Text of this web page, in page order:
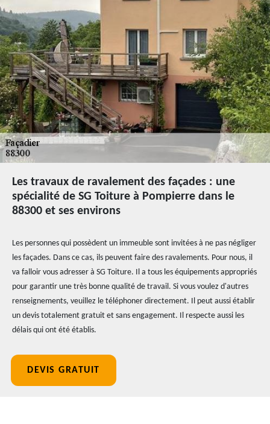
Les travaux de ravalement des façades : une
spécialité de SG Toiture à Pompierre dans le
88300 et ses environs
Les personnes qui possèdent un immeuble sont invitées à ne pas négliger
les façades. Dans ce cas, ils peuvent faire des ravalements. Pour nous, il
va falloir vous adresser à SG Toiture. Il a tous les équipements appropriés
pour garantir une très bonne qualité de travail. Si vous voulez d'autres
renseignements, veuillez le téléphoner directement. Il peut aussi établir
un devis totalement gratuit et sans engagement. Il respecte aussi les
délais qui ont été établis.
DEVIS GRATUIT